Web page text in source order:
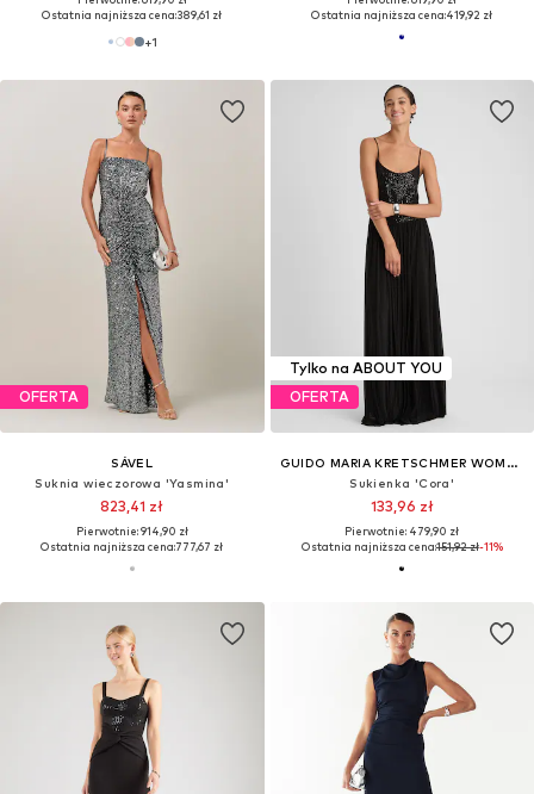
Ostatnia najniższa cena:389,61 zł
+1
Ostatnia najniższa cena:419,92 zł
OFERTA
SÁVEL
Suknia wieczorowa 'Yasmina'
823,41 zł
Pierwotnie: 914,90 zł
Ostatnia najniższa cena:777,67 zł
Tylko na ABOUT YOU
OFERTA
GUIDO MARIA KRETSCHMER WOMEN
Sukienka 'Cora'
133,96 zł
Pierwotnie: 479,90 zł
Ostatnia najniższa cena:151,92 zł-11%